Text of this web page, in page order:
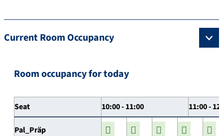
Current Room Occupancy
Room occupancy for today
Seat 10:00 - 11:00 11:00 -
Pal_Präp